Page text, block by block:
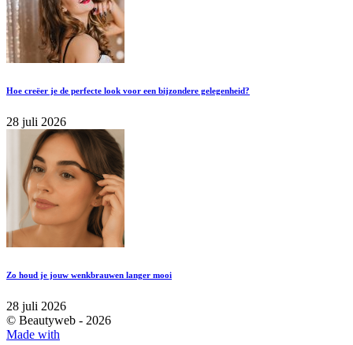
Hoe creëer je de perfecte look voor een bijzondere gelegenheid?
28 juli 2026
Zo houd je jouw wenkbrauwen langer mooi
28 juli 2026
© Beautyweb - 2026
Made with